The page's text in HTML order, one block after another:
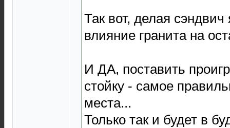
Так вот, делая
влияние гранита на
И ДА, поставить
стойку - самое
места...
Только так и будет в